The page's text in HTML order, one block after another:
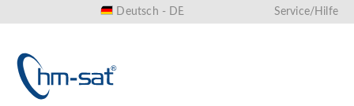
Deutsch - DE Service/Hilfe